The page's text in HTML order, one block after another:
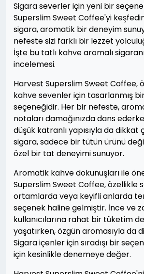
Sigara severler için yeni bir
Superslim Sweet Coffee'yi
sigara, aromatik bir deneyim
nefeste sizi farklı bir lezzet
İşte bu tatlı kahve aromalı
incelemesi.
Harvest Superslim Sweet Coffee,
kahve sevenler için tasarlanmış
seçeneğidir. Her bir nefeste,
notaları damağınızda dans
düşük katranlı yapısıyla da dikkat
sigara, sadece bir tütün ürünü
özel bir tat deneyimi sunuyor.
Aromatik kahve dokunuşları ile
Superslim Sweet Coffee, özellikle
ortamlarda veya keyifli anlarda
seçenek haline gelmiştir. İnce ve
kullanıcılarına rahat bir tüketim
yaşatırken, özgün aromasıyla da
Sigara içenler için sıradışı bir
için kesinlikle denemeye değer.